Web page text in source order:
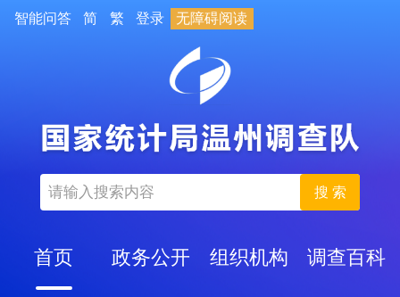
智能问答 简 繁 登录 无障碍阅读
搜 索
首页 政务公开 组织机构 调查百科